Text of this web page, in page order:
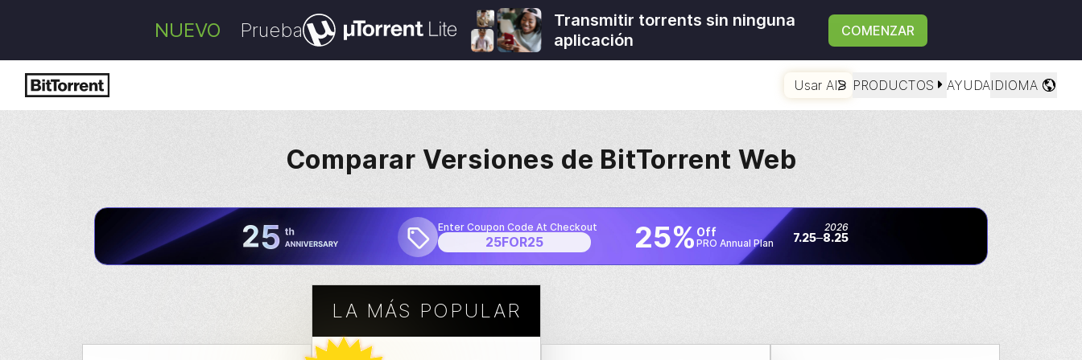
NUEVO Prueba
Transmitir torrents sin ninguna
aplicación
COMENZAR
Usar AI PRODUCTOS AYUDAIDIOMA
Comparar Versiones de BitTorrent Web
Enter Coupon Code At Checkout
25FOR25 25% Off
PRO Annual Plan
2026
7.25 8.25
LA MÁS POPULAR